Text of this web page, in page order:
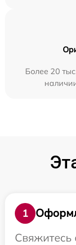
Более 20
1
Свяжитесь